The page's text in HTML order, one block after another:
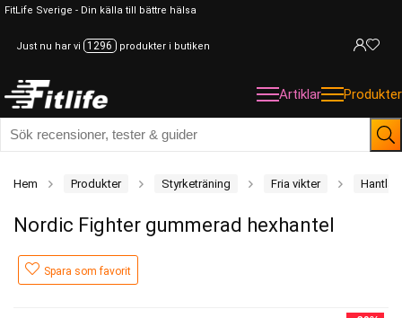
FitLife Sverige - Din källa till bättre hälsa
Just nu har vi 1296 produkter i butiken
Artiklar Produkter
Hem Produkter Styrketräning Fria vikter Hantlar
Nordic Fighter gummerad hexhantel
Spara som favorit